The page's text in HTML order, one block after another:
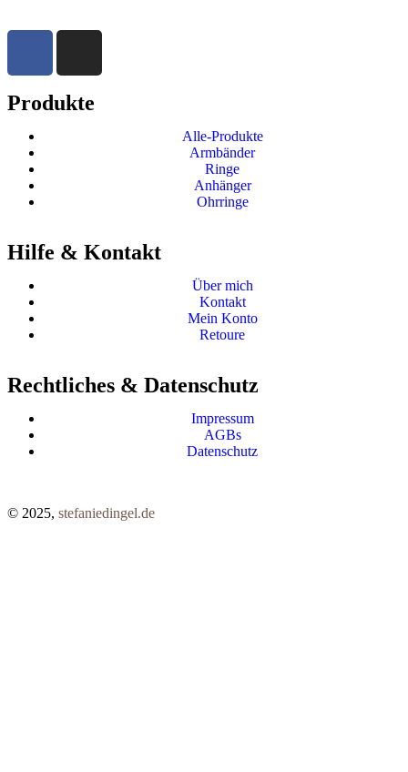
Produkte
Alle-Produkte
Armbänder
Ringe
Anhänger
Ohrringe
Hilfe & Kontakt
Über mich
Kontakt
Mein Konto
Retoure
Rechtliches & Datenschutz
Impressum
AGBs
Datenschutz
© 2025, stefaniedingel.de